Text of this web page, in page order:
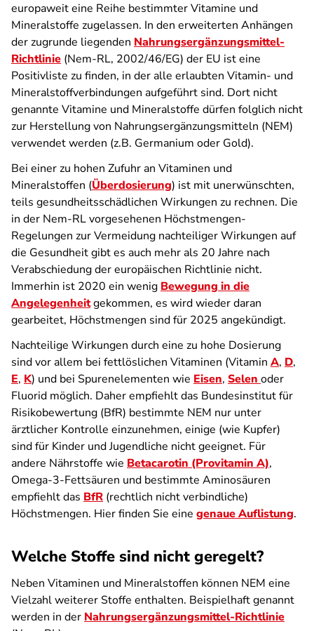
europaweit eine Reihe bestimmter Vitamine und
Mineralstoffe zugelassen. In den erweiterten Anhängen
der zugrunde liegenden Nahrungsergänzungsmittel-
Richtlinie (Nem-RL, 2002/46/EG) der EU ist eine
Positivliste zu finden, in der alle erlaubten Vitamin- und
Mineralstoffverbindungen aufgeführt sind. Dort nicht
genannte Vitamine und Mineralstoffe dürfen folglich nicht
zur Herstellung von Nahrungsergänzungsmitteln (NEM)
verwendet werden (z.B. Germanium oder Gold).
Bei einer zu hohen Zufuhr an Vitaminen und
Mineralstoffen (Überdosierung) ist mit unerwünschten,
teils gesundheitsschädlichen Wirkungen zu rechnen. Die
in der Nem-RL vorgesehenen Höchstmengen-
Regelungen zur Vermeidung nachteiliger Wirkungen auf
die Gesundheit gibt es auch mehr als 20 Jahre nach
Verabschiedung der europäischen Richtlinie nicht.
Immerhin ist 2020 ein wenig Bewegung in die
Angelegenheitgekommen, es wird wieder daran
gearbeitet, Höchstmengen sind für 2025 angekündigt.
Nachteilige Wirkungen durch eine zu hohe Dosierung
sind vor allem bei fettlöslichen Vitaminen (Vitamin A, D,
E, K) und bei Spurenelementen wie Eisen, Selen oder
Fluorid möglich. Daher empfiehlt das Bundesinstitut für
Risikobewertung (BfR) bestimmte NEM nur unter
ärztlicher Kontrolle einzunehmen, einige (wie Kupfer)
sind für Kinder und Jugendliche nicht geeignet. Für
andere Nährstoffe wie Betacarotin (Provitamin A),
Omega-3-Fettsäuren und bestimmte Aminosäuren
empfiehlt das BfR (rechtlich nicht verbindliche)
Höchstmengen. Hier finden Sie eine genaue Auflistung.
Welche Stoffe sind nicht geregelt?
Neben Vitaminen und Mineralstoffen können NEM eine
Vielzahl weiterer Stoffe enthalten. Beispielhaft genannt
werden in der Nahrungsergänzungsmittel-Richtlinie